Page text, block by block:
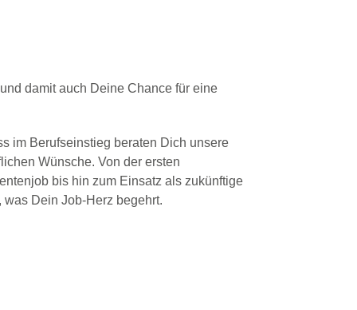
damit auch Deine Chance für eine
im Berufseinstieg beraten Dich unsere
Wünsche. Von der ersten
bis hin zum Einsatz als zukünftige
Dein Job-Herz begehrt.